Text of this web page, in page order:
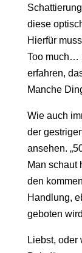
diese
Hierfür
Too much…
erfahren,
Manche
Wie auch
der
ansehen.
Man schaut
den
Handlung,
geboten
Liebst, oder